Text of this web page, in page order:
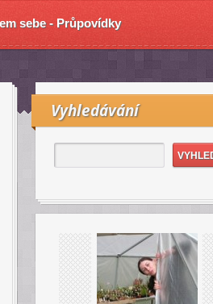
sebe - Průpovídky
Vyhledávání